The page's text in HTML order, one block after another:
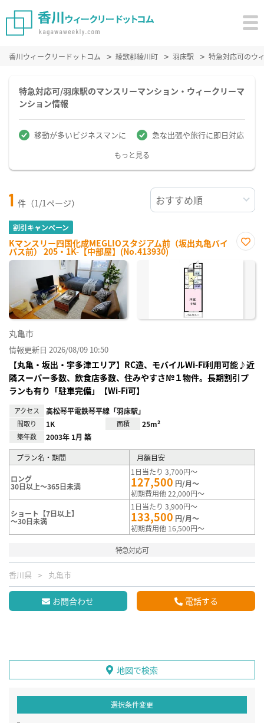
香川ウィークリードットコム 綾歌郡綾川町 羽床駅 特急対応可のウ
特急対応可/羽床駅のマンスリーマンション・ウィークリーマ
ンション情報
移動が多いビジネスマンに 急な出張や旅行に即日対応
もっと見る
1 件（1/1ページ）
割引キャンペーン
Kマンスリー四国化成MEGLIOスタジアム前（坂出丸亀バイ
パス前） 205・1K-【中部屋】(No.413930)
に入
丸亀市
情報更新日 2026/08/09 10:50
【丸亀・坂出・宇多津エリア】RC造、モバイルWi-Fi利用可能♪近
隣スーパー多数、飲食店多数、住みやすさ№１物件。長期割引プ
ランも有り「駐車完備」【Wi-Fi可】
アクセス 高松琴平電鉄琴平線「羽床駅」
間取り 1K 面積 25m²
築年数 2003年 1月 築
プラン名・期間 月額目安
ロング
30日以上～365日未満
1日当たり 3,700円～
127,500 円/月～
初期費用他 22,000円～
ショート【7日以上】
～30日未満
1日当たり 3,900円～
133,500 円/月～
初期費用他 16,500円～
特急対応可
香川県 丸亀市
お問合わせ 電話する
地図で検索
選択条件変更